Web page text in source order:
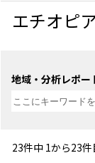
エチオピ
地域・分析レポー
23件中 1から23件